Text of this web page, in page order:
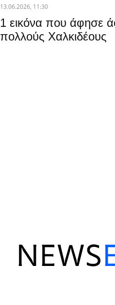
13.06.2026, 11:30
1 εικόνα που άφησε
πολλούς Χαλκιδέους